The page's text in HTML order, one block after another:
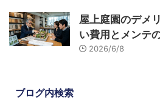
屋上庭園のデメ
い費用とメンテ
2026/6/8
ブログ内検索